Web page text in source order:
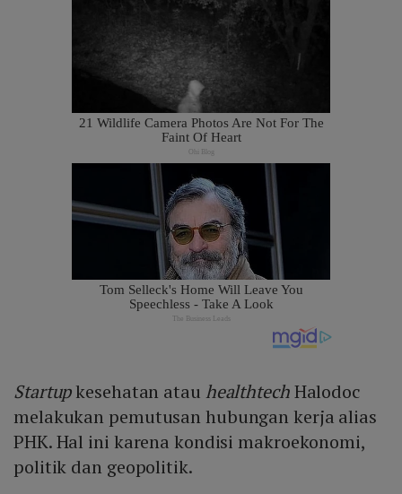
Startupkesehatan atau healthtechHalodoc
melakukan pemutusan hubungan kerja alias
PHK. Hal ini karena kondisi makroekonomi,
politik dan geopolitik.